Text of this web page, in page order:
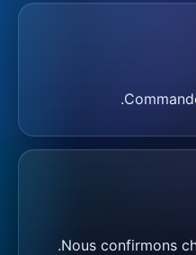
Nous confirmons